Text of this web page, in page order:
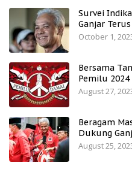
Survei
Ganjar
October 1,
Bersama
Pemilu 2024
August 27,
Beragam
Dukung
August 25,